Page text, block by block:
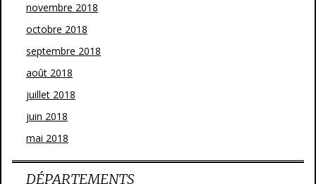
novembre 2018
octobre 2018
septembre 2018
août 2018
juillet 2018
juin 2018
mai 2018
DÉPARTEMENTS